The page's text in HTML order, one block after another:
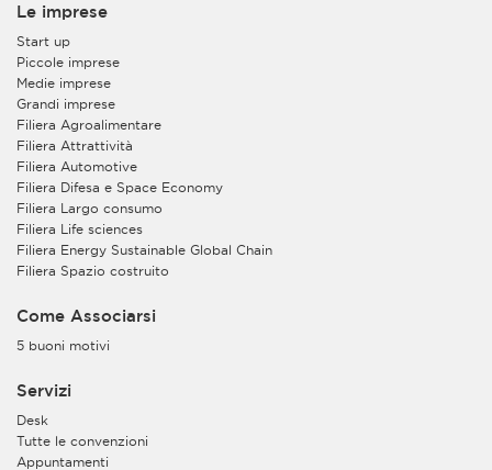
Le imprese
Start up
Piccole imprese
Medie imprese
Grandi imprese
Filiera Agroalimentare
Filiera Attrattività
Filiera Automotive
Filiera Difesa e Space Economy
Filiera Largo consumo
Filiera Life sciences
Filiera Energy Sustainable Global Chain
Filiera Spazio costruito
Come Associarsi
5 buoni motivi
Servizi
Desk
Tutte le convenzioni
Appuntamenti